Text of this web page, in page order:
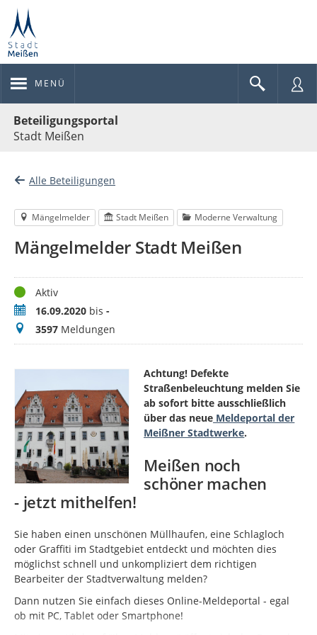
MENÜ
Beteiligungsportal
Stadt Meißen
Alle Beteiligungen
Mängelmelder Stadt Meißen Moderne Verwaltung
Mängelmelder Stadt Meißen
StatusAktiv
Zeitraum16.09.2020 bis -
Meldungen
3597 Meldungen
Achtung! Defekte
Straßenbeleuchtung melden Sie
ab sofort bitte ausschließlich
über das neue Meldeportal der
Meißner Stadtwerke.
Meißen noch
schöner machen
- jetzt mithelfen!
Sie haben einen unschönen Müllhaufen, eine Schlagloch
oder Graffiti im Stadtgebiet entdeckt und möchten dies
möglichst schnell und unkompliziert dem richtigen
Bearbeiter der Stadtverwaltung melden?
Dann nutzen Sie einfach dieses Online-Meldeportal - egal
ob mit PC, Tablet oder Smartphone!